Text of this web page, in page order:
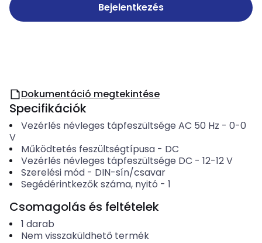
Bejelentkezés
Dokumentáció megtekintése
Specifikációk
Vezérlés névleges tápfeszültsége AC 50 Hz - 0-0
V
Működtetés feszültségtípusa- DC
Vezérlés névleges tápfeszültsége DC - 12-12V
Szerelési mód- DIN-sín/csavar
Segédérintkezők száma, nyitó - 1
Csomagolás és feltételek
1 darab
Nem visszaküldhető termék